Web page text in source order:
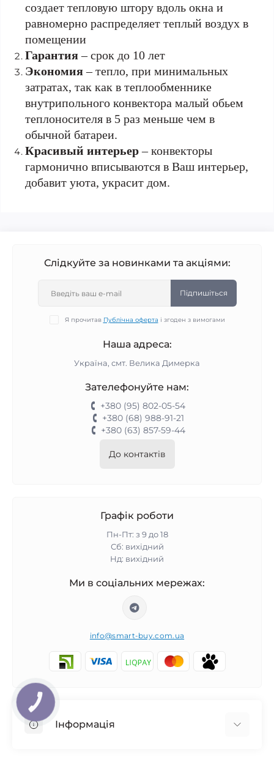
создает тепловую штору вдоль окна и
равномерно распределяет теплый воздух в
помещении
Гарантия– срок до 10 лет
Экономия– тепло, при минимальных
затратах, так как в теплообменнике
внутрипольного конвектора малый обьем
теплоносителя в 5 раз меньше чем в
обычной батареи.
Красивый интерьер– конвекторы
гармонично вписываются в Ваш интерьер,
добавит уюта, украсит дом.
Слідкуйте за новинками та акціями:
Підпишіться
Я прочитав Публічна оферта і згоден з вимогами
Наша адреса:
Україна, смт. Велика Димерка
Зателефонуйте нам:
+380 (95) 802-05-54
+380 (68) 988-91-21
+380 (63) 857-59-44
До контактів
Графік роботи
Пн-Пт: з 9 до 18
Сб: вихідний
Нд: вихідний
Ми в соціальних мережах:
info@smart-buy.com.ua
Інформація
КНОПКА
ЗВ'ЯЗКУ